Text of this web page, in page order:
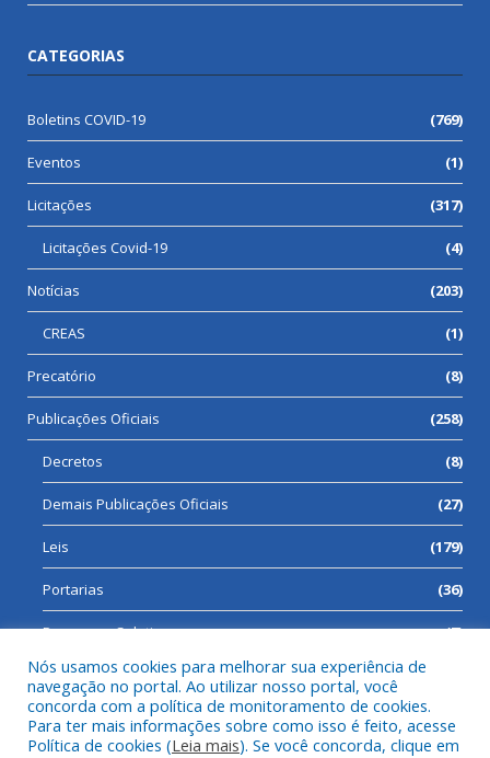
CATEGORIAS
Boletins COVID-19 (769)
Eventos (1)
Licitações (317)
Licitações Covid-19 (4)
Notícias (203)
CREAS (1)
Precatório (8)
Publicações Oficiais (258)
Decretos (8)
Demais Publicações Oficiais (27)
Leis (179)
Portarias (36)
Processos Seletivos (7)
Todos os direitos reservados a Prefeitura Municipal de Cumaru
do Norte.
Nós usamos cookies para melhorar sua experiência de
navegação no portal. Ao utilizar nosso portal, você
concorda com a política de monitoramento de cookies.
Para ter mais informações sobre como isso é feito, acesse
Política de cookies (Leia mais). Se você concorda, clique em